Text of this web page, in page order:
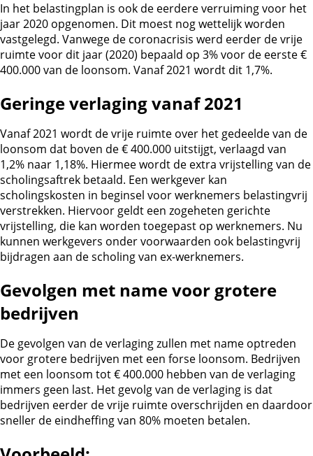
In het belastingplan is ook de eerdere verruiming voor het
jaar 2020 opgenomen. Dit moest nog wettelijk worden
vastgelegd. Vanwege de coronacrisis werd eerder de vrije
ruimte voor dit jaar (2020) bepaald op 3% voor de eerste €
400.000 van de loonsom. Vanaf 2021 wordt dit 1,7%.
Geringe verlaging vanaf 2021
Vanaf 2021 wordt de vrije ruimte over het gedeelde van de
loonsom dat boven de € 400.000 uitstijgt, verlaagd van
1,2% naar 1,18%. Hiermee wordt de extra vrijstelling van de
scholingsaftrek betaald. Een werkgever kan
scholingskosten in beginsel voor werknemers belastingvrij
verstrekken. Hiervoor geldt een zogeheten gerichte
vrijstelling, die kan worden toegepast op werknemers. Nu
kunnen werkgevers onder voorwaarden ook belastingvrij
bijdragen aan de scholing van ex-werknemers.
Gevolgen met name voor grotere
bedrijven
De gevolgen van de verlaging zullen met name optreden
voor grotere bedrijven met een forse loonsom. Bedrijven
met een loonsom tot € 400.000 hebben van de verlaging
immers geen last. Het gevolg van de verlaging is dat
bedrijven eerder de vrije ruimte overschrijden en daardoor
sneller de eindheffing van 80% moeten betalen.